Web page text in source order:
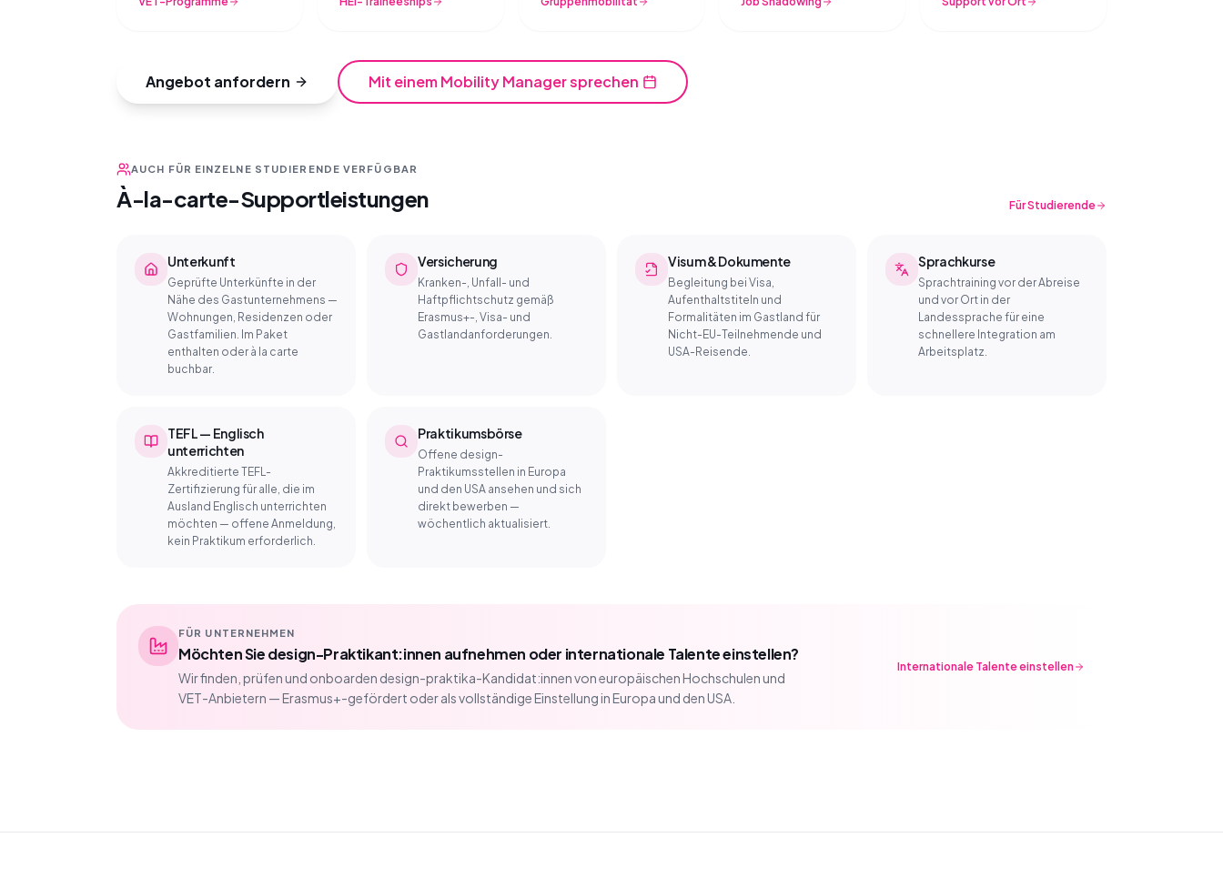
Angebot anfordern Mit einem Mobility Manager sprechen
AUCH FÜR EINZELNE STUDIERENDE VERFÜGBAR
À-la-carte-Supportleistungen Für Studierende
Unterkunft
Geprüfte Unterkünfte in der
Nähe des Gastunternehmens —
Wohnungen, Residenzen oder
Gastfamilien. Im Paket
enthalten oder à la carte
buchbar.
Versicherung
Kranken-, Unfall- und
Haftpflichtschutz gemäß
Erasmus+-, Visa- und
Gastlandanforderungen.
Visum & Dokumente
Begleitung bei Visa,
Aufenthaltstiteln und
Formalitäten im Gastland für
Nicht-EU-Teilnehmende und
USA-Reisende.
Sprachkurse
Sprachtraining vor der Abreise
und vor Ort in der
Landessprache für eine
schnellere Integration am
Arbeitsplatz.
TEFL — Englisch
unterrichten
Akkreditierte TEFL-
Zertifizierung für alle, die im
Ausland Englisch unterrichten
möchten — offene Anmeldung,
kein Praktikum erforderlich.
Praktikumsbörse
Offene design-
Praktikumsstellen in Europa
und den USA ansehen und sich
direkt bewerben —
wöchentlich aktualisiert.
FÜR UNTERNEHMEN
Möchten Sie design-Praktikant:innen aufnehmen oder internationale Talente einstellen?
Wir finden, prüfen und onboarden design-praktika-Kandidat:innen von europäischen Hochschulen und
VET-Anbietern — Erasmus+-gefördert oder als vollständige Einstellung in Europa und den USA.
Internationale Talente einstellen